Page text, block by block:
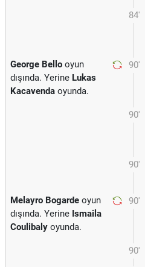
84'
90'
George Bello oyun
dışında. Yerine Lukas
Kacavenda oyunda.
90'
90'
90'
Melayro Bogarde oyun
dışında. Yerine Ismaila
Coulibaly oyunda.
90'